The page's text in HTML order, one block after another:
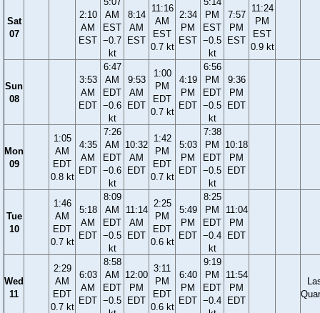
Sat
07
2:10
AM
EST
AM
EST
−0.7
kt
8:14
AM
EST
11:16
AM
EST
0.7 kt
2:34
PM
EST
PM
EST
−0.5
kt
7:57
PM
EST
11:24
PM
EST
0.9 kt
Sun
08
3:53
AM
EDT
6:47
AM
EDT
−0.6
kt
9:53
AM
EDT
1:00
PM
EDT
0.7 kt
4:19
PM
EDT
6:56
PM
EDT
−0.5
kt
9:36
PM
EDT
Mon
09
1:05
AM
EDT
0.8 kt
4:35
AM
EDT
7:26
AM
EDT
−0.6
kt
10:32
AM
EDT
1:42
PM
EDT
0.7 kt
5:03
PM
EDT
7:38
PM
EDT
−0.5
kt
10:18
PM
EDT
Tue
10
1:46
AM
EDT
0.7 kt
5:18
AM
EDT
8:09
AM
EDT
−0.5
kt
11:14
AM
EDT
2:25
PM
EDT
0.6 kt
5:49
PM
EDT
8:25
PM
EDT
−0.4
kt
11:04
PM
EDT
Wed
11
2:29
AM
EDT
0.7 kt
6:03
AM
EDT
8:58
AM
EDT
−0.5
12:00
PM
EDT
3:11
PM
EDT
0.6 kt
6:40
PM
EDT
9:19
PM
EDT
−0.4
11:54
PM
EDT